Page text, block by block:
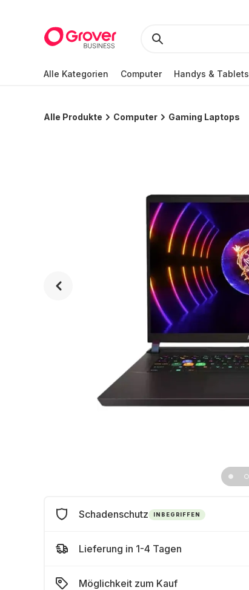
Alle Kategorien Computer Handys & Tablets
Alle Produkte Computer Gaming Laptops
Schadenschutz INBEGRIFFEN
Lieferung in 1-4 Tagen
Möglichkeit zum Kauf